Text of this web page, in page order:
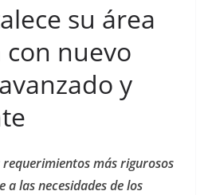
su área
nuevo
y
requerimientos más rigurosos
a las necesidades de los